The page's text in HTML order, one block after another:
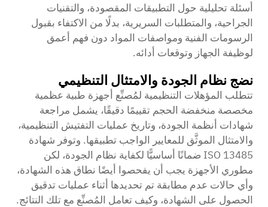
أسئلة تحليلية حول التطبيقات المقصودة، والتقنيات
الجراحية، والمتطلبات السريرية، بدلًا من الاكتفاء بقبول
الرسومات الفنية ومواصفات المواد دون فهم أعمق
لوظيفة الجهاز وتوقعات أدائه.
نضج نظام الجودة والامتثال التنظيمي
تتطلب المؤهلات التنظيمية لمُصنِّع أجهزة طبية عظمية
مخصصة منخفضة الحجم تقييمًا دقيقًا، يشمل مراجعة
شهادات أنظمة الجودة، وتاريخ عمليات التفتيش التنظيمية،
والامتثال الموثَّق للمعايير الواجب تطبيقها. وتوفر شهادة
ISO 13485 ضمانًا أساسيًّا لكفاية نظام الجودة، لكن
مطوري الأجهزة يجب أن يفحصوا أيضًا نطاق هذه الشهادة،
وأي حالات عدم مطابقة تم تحديدها أثناء عمليات تدقيق
الحصول على الشهادة، وكيف تعامل المُصنِّع مع تلك النتائج.